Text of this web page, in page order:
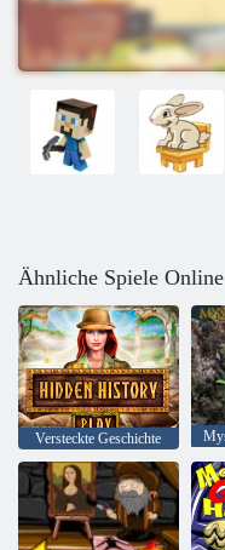
Ähnliche Spiele Online
Versteckte Geschichte